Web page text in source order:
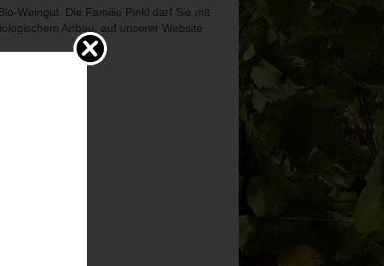
Weingut. Die Familie Pinkl darf Sie mit
Anbau, auf unserer Website